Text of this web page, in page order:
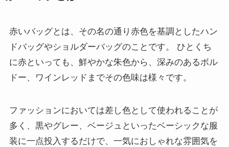
赤いバッグとは、その名の通り赤色を基調としたハン
ドバッグやショルダーバッグのことです。 ひとくち
に赤といっても、鮮やかな朱色から、深みのあるボル
ドー、ワインレッドまでその色味は様々です。
ファッションにおいては差し色として使われることが
多く、黒やグレー、ベージュといったベーシックな服
装に一点投入するだけで、一気におしゃれな雰囲気を